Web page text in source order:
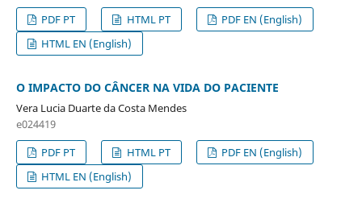
PDF PT
HTML PT
PDF EN (English)
HTML EN (English)
O IMPACTO DO CÂNCER NA VIDA DO PACIENTE
Vera Lucia Duarte da Costa Mendes
e024419
PDF PT
HTML PT
PDF EN (English)
HTML EN (English)